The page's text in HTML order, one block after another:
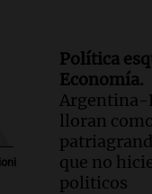
Política
Economía.
Argentina-
lloran
que no
politicos